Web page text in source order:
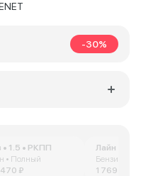
• 1.5 • РКПП
• Полный
₽
Лайн • 1.5
Бензин •
1 769 000
-30%